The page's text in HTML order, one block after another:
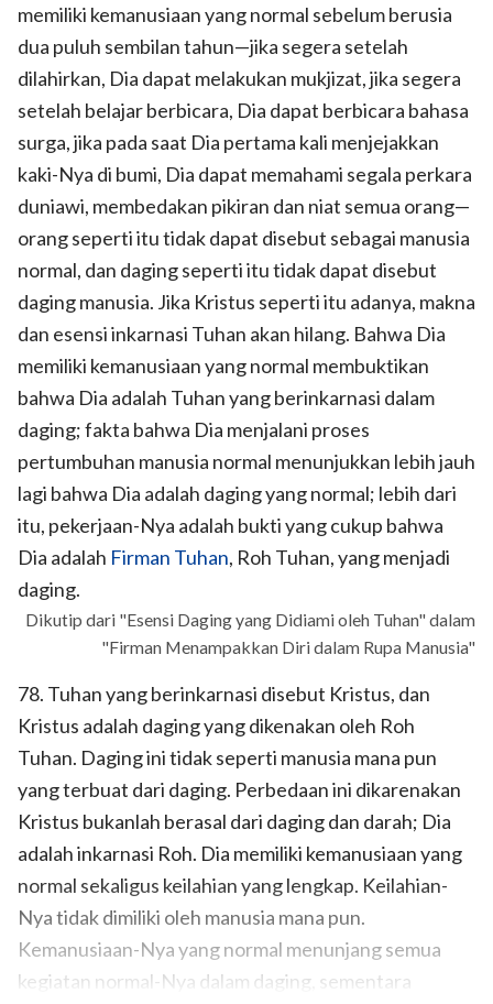
memiliki kemanusiaan yang normal sebelum berusia
dua puluh sembilan tahun—jika segera setelah
dilahirkan, Dia dapat melakukan mukjizat, jika segera
setelah belajar berbicara, Dia dapat berbicara bahasa
surga, jika pada saat Dia pertama kali menjejakkan
kaki-Nya di bumi, Dia dapat memahami segala perkara
duniawi, membedakan pikiran dan niat semua orang—
orang seperti itu tidak dapat disebut sebagai manusia
normal, dan daging seperti itu tidak dapat disebut
daging manusia. Jika Kristus seperti itu adanya, makna
dan esensi inkarnasi Tuhan akan hilang. Bahwa Dia
memiliki kemanusiaan yang normal membuktikan
bahwa Dia adalah Tuhan yang berinkarnasi dalam
daging; fakta bahwa Dia menjalani proses
pertumbuhan manusia normal menunjukkan lebih jauh
lagi bahwa Dia adalah daging yang normal; lebih dari
itu, pekerjaan-Nya adalah bukti yang cukup bahwa
Dia adalah Firman Tuhan, Roh Tuhan, yang menjadi
daging.
Dikutip dari "Esensi Daging yang Didiami oleh Tuhan" dalam
"Firman Menampakkan Diri dalam Rupa Manusia"
78. Tuhan yang berinkarnasi disebut Kristus, dan
Kristus adalah daging yang dikenakan oleh Roh
Tuhan. Daging ini tidak seperti manusia mana pun
yang terbuat dari daging. Perbedaan ini dikarenakan
Kristus bukanlah berasal dari daging dan darah; Dia
adalah inkarnasi Roh. Dia memiliki kemanusiaan yang
normal sekaligus keilahian yang lengkap. Keilahian-
Nya tidak dimiliki oleh manusia mana pun.
Kemanusiaan-Nya yang normal menunjang semua
kegiatan normal-Nya dalam daging, sementara